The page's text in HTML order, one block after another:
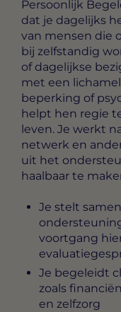
Persoonlijk
dat je dagelijks
van mensen die
bij zelfstandig
of dagelijkse
met een
beperking of
helpt hen regie
leven. Je werkt
netwerk en
uit het
haalbaar te
Je stelt
voortgang
Je begeleidt
zoals
en zelfzorg